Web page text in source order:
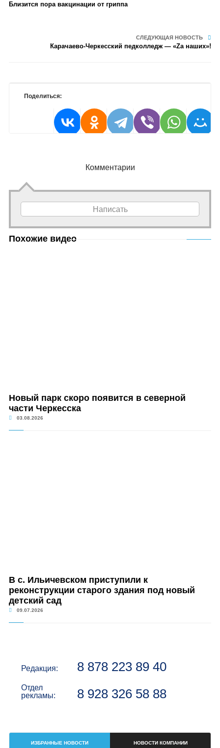
Близится пора вакцинации от гриппа
СЛЕДУЮЩАЯ НОВОСТЬ
Карачаево-Черкесский педколледж — «Zа наших»!
Поделиться:
Комментарии
Написать
Похожие видео
Новый парк скоро появится в северной
части Черкесска
03.08.2026
В с. Ильичевском приступили к
реконструкции старого здания под новый
детский сад
09.07.2026
Редакция: 8 878 223 89 40
Отдел
рекламы:
8 928 326 58 88
ИЗБРАННЫЕ НОВОСТИ НОВОСТИ КОМПАНИИ